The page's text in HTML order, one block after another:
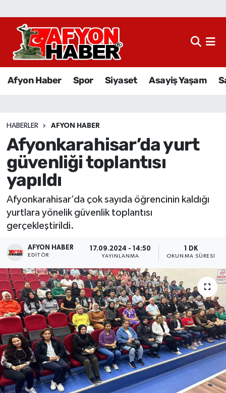
Afyon Haber Spor Siyaset Asayiş Yaşam
HABERLER AFYON HABER
Afyonkarahisar’da yurt
güvenliği toplantısı
yapıldı
Afyonkarahisar’da çok sayıda öğrencinin kaldığı
yurtlara yönelik güvenlik toplantısı
gerçekleştirildi.
AFYON HABER
EDITÖR
17.09.2024 - 14:50
YAYINLANMA
1 DK
OKUNMA SÜRESI
Afyon Haber
Sağlık
Eğitim
Ekonomi
Magazin
Etkinlikler